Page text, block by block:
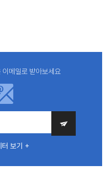
메일로 받아보세요
터 보기 +